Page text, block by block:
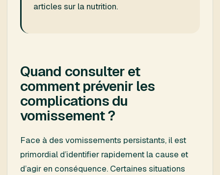
articles sur la nutrition.
Quand consulter et
comment prévenir les
complications du
vomissement ?
Face à des vomissements persistants, il est
primordial d’identifier rapidement la cause et
d’agir en conséquence. Certaines situations